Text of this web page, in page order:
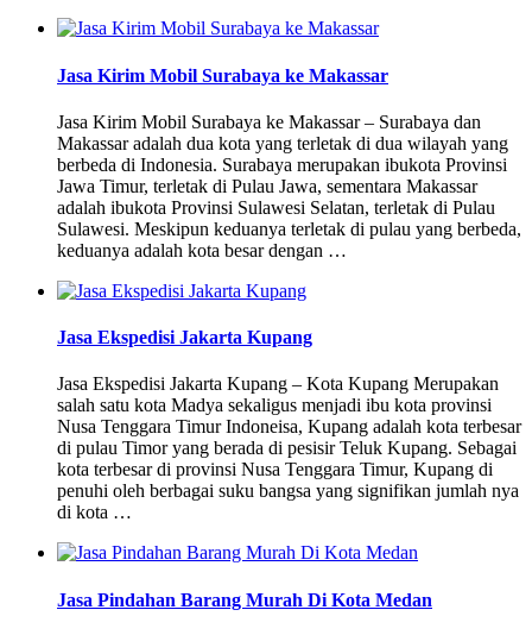
Jasa Kirim Mobil Surabaya ke Makassar
Jasa Kirim Mobil Surabaya ke Makassar – Surabaya dan
Makassar adalah dua kota yang terletak di dua wilayah yang
berbeda di Indonesia. Surabaya merupakan ibukota Provinsi
Jawa Timur, terletak di Pulau Jawa, sementara Makassar
adalah ibukota Provinsi Sulawesi Selatan, terletak di Pulau
Sulawesi. Meskipun keduanya terletak di pulau yang berbeda,
keduanya adalah kota besar dengan …
Jasa Ekspedisi Jakarta Kupang
Jasa Ekspedisi Jakarta Kupang – Kota Kupang Merupakan
salah satu kota Madya sekaligus menjadi ibu kota provinsi
Nusa Tenggara Timur Indoneisa, Kupang adalah kota terbesar
di pulau Timor yang berada di pesisir Teluk Kupang. Sebagai
kota terbesar di provinsi Nusa Tenggara Timur, Kupang di
penuhi oleh berbagai suku bangsa yang signifikan jumlah nya
di kota …
Jasa Pindahan Barang Murah Di Kota Medan